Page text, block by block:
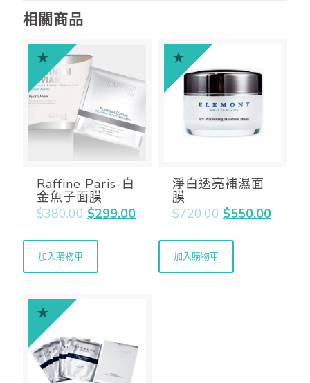
相關商品
Raffine Paris-白
金魚子面膜
$380.00 $299.00
加入購物車
淨白透亮補濕面
膜
$720.00 $550.00
加入購物車